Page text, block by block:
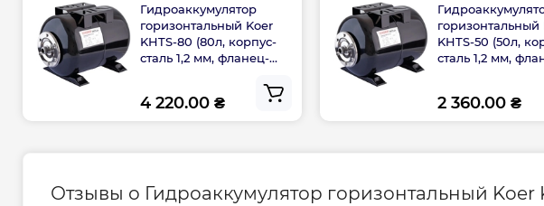
Гидроаккумулятор
горизонтальный Koer
KHTS-80 (80л, корпус-
сталь 1,2 мм, фланец-
4 220.00 ₴
горизонтальный
KHTS-50 (50л,
сталь 1,2 мм,
2 360.00 ₴
Отзывы о Гидроаккумулятор горизонтальный Koer